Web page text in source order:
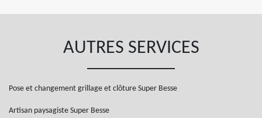
AUTRES SERVICES
Pose et changement grillage et clôture Super Besse
Artisan paysagiste Super Besse